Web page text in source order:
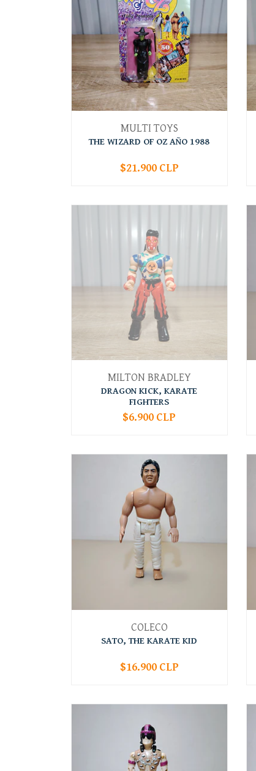
MULTI TOYS
THE WIZARD OF OZ AÑO 1988
+
$21.900 CLP
MILTON BRADLEY
DRAGON KICK, KARATE
FIGHTERS
AGOTADO
$6.900 CLP
COLECO
SATO, THE KARATE KID
+
$16.900 CLP